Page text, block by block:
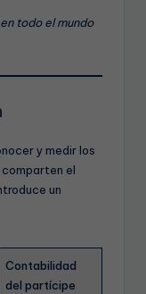
todo el mundo
y medir los
el
un
Contabilidad
del partícipe